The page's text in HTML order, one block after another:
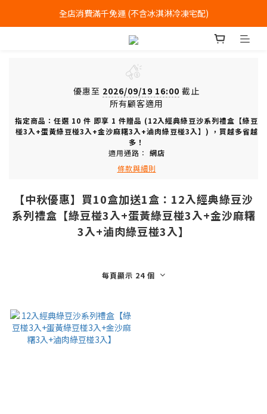
全店消費滿千免運 (不含冰淇淋冷凍宅配)
全店消費滿千免運 (不含冰淇淋冷凍宅配)
中式喜餅每消費滿一萬元，加贈2個一斤大餅
全店消費滿千免運 (不含冰淇淋冷凍宅配)
優惠至 2026/09/19 16:00 截止
所有顧客適用
指定商品：任選 10 件 即享 1 件贈品 (12入經典綠豆沙系列禮盒【綠豆
椪3入+蛋黃綠豆椪3入+金沙麻糬3入+滷肉綠豆椪3入】) ，買越多省越
多！
適用通路： 網店
條款與細則
【中秋優惠】買10盒加送1盒：12入經典綠豆沙
系列禮盒【綠豆椪3入+蛋黃綠豆椪3入+金沙麻糬
3入+滷肉綠豆椪3入】
每頁顯示 24 個